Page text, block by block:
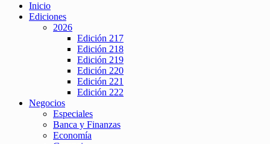
Inicio
Ediciones
2026
Edición 217
Edición 218
Edición 219
Edición 220
Edición 221
Edición 222
Negocios
Especiales
Banca y Finanzas
Economía